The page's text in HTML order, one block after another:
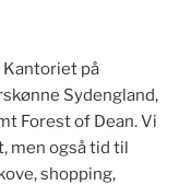
Kantoriet på
Sydengland,
Forest of Dean. Vi
men også tid til
shopping,